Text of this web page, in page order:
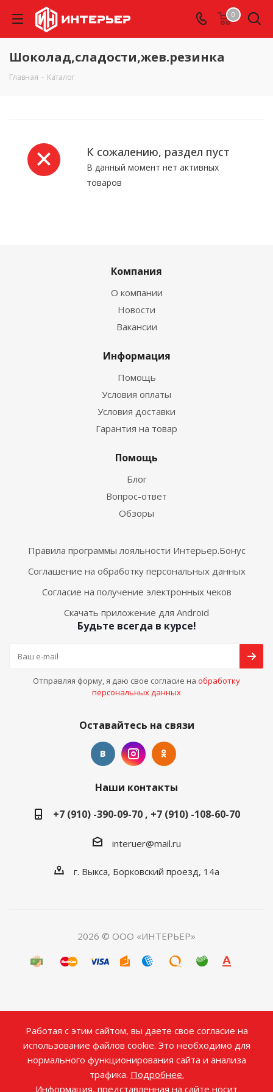
0
Шоколад,сладости,жев.резинка
Главная - Каталог
К сожалению, раздел пуст
В данный момент нет активных
товаров
Компания
О компании
Новости
Вакансии
Информация
Помощь
Условия оплаты
Условия доставки
Гарантия на товар
Помощь
Блог
Вопрос-ответ
Обзоры
Правила программы лояльности Интерьер.Бонус
Соглашение на обработку персональных данных
Согласие на получение электронных чеков
Скачать приложение для Android
Будьте всегда в курсе!
Отправляя форму, я даю свое согласие на обработку
персональных данных
Оставайтесь на связи
Наши контакты
+7 (910) -390-09-70 , +7 (910) -108-60-70
interuer@mail.ru
г. Выкса, Борковский проезд, 14а
2026 © ООО «ИНТЕРЬЕР»
Работая с этим сайтом, вы даете свое согласие на
использование файлов cookie. Это необходимо для
нормального функционирования сайта и анализа
трафика. Подробнее.
Информация, представленная на сайте носит